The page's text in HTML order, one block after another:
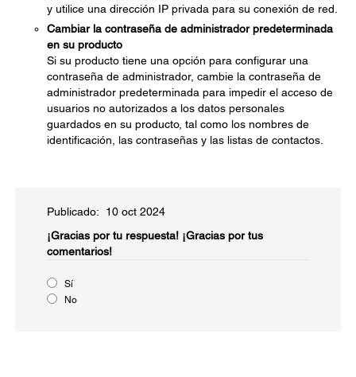
y utilice una dirección IP privada para su conexión de red.
Cambiar la contraseña de administrador predeterminada
en su producto
Si su producto tiene una opción para configurar una
contraseña de administrador, cambie la contraseña de
administrador predeterminada para impedir el acceso de
usuarios no autorizados a los datos personales
guardados en su producto, tal como los nombres de
identificación, las contraseñas y las listas de contactos.
Publicado: 10 oct 2024
¡Gracias por tu respuesta! ¡Gracias por tus
comentarios!
Sí
No